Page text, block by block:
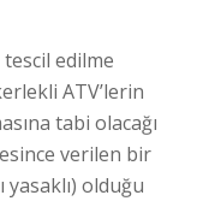
edilme
ATV’lerin
tabi olacağı
verilen bir
yasaklı) olduğu